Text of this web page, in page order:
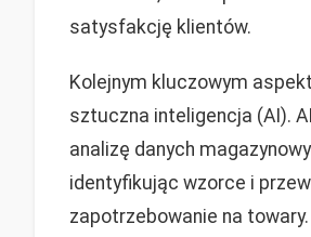
satysfakcję klientów.
Kolejnym kluczowym
sztuczna inteligencja (AI).
analizę danych
identyfikując wzorce i
zapotrzebowanie na towary.